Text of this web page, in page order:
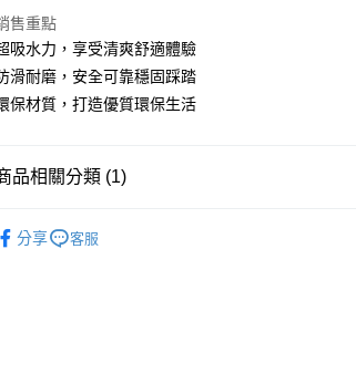
Pay
Pay
悠遊付
AFTEE先享後付
售重點
吸水力，享受清爽舒適體驗
滑耐磨，安全可靠穩固踩踏
保材質，打造優質環保生活
品相關分類 (1)
分享
客服